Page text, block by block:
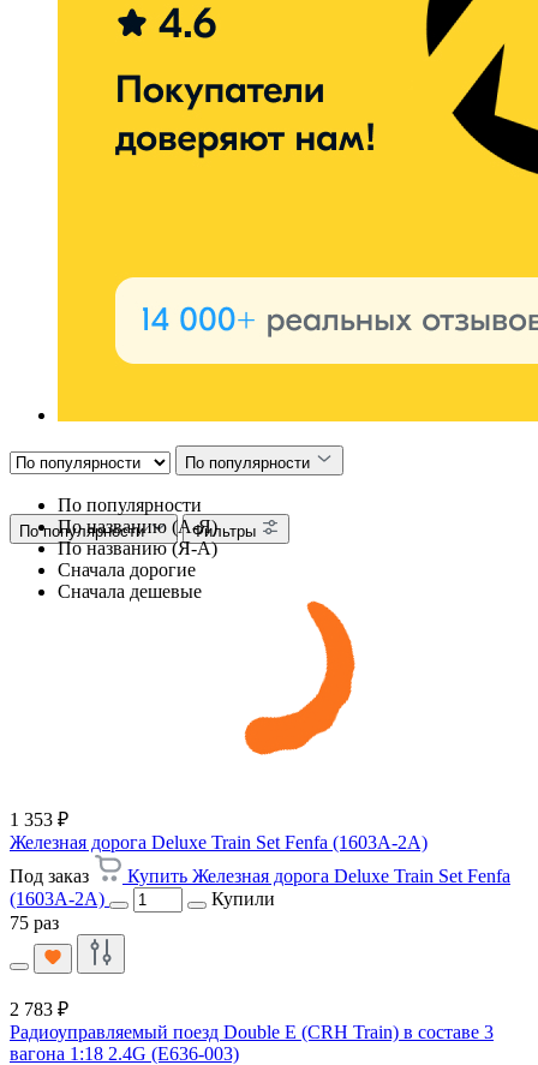
По популярности
По популярности
По названию (А-Я)
По названию (Я-А)
Сначала дорогие
Сначала дешевые
По популярности Фильтры
1 353 ₽
Железная дорога Deluxe Train Set Fenfa (1603A-2A)
Под заказ
Купить Железная дорога Deluxe Train Set Fenfa
(1603A-2A)
Купили
75 раз
2 783 ₽
Радиоуправляемый поезд Double E (CRH Train) в составе 3
вагона 1:18 2.4G (E636-003)